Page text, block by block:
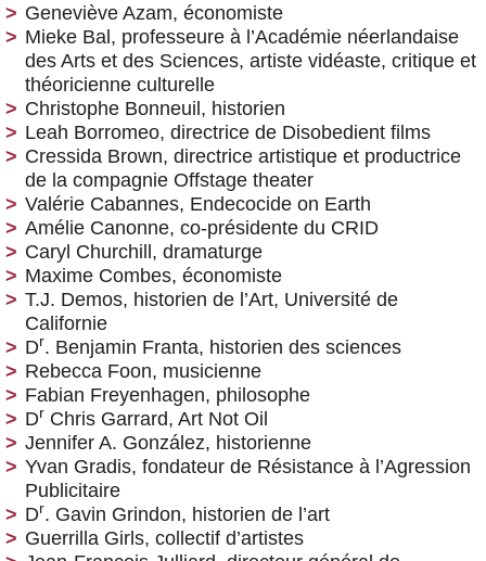
Geneviève Azam, économiste
Mieke Bal, professeure à l’Académie néerlandaise
des Arts et des Sciences, artiste vidéaste, critique et
théoricienne culturelle
Christophe Bonneuil, historien
Leah Borromeo, directrice de Disobedient films
Cressida Brown, directrice artistique et productrice
de la compagnie Offstage theater
Valérie Cabannes, Endecocide on Earth
Amélie Canonne, co-présidente du CRID
Caryl Churchill, dramaturge
Maxime Combes, économiste
T.J. Demos, historien de l’Art, Université de
Californie
Dr. Benjamin Franta, historien des sciences
Rebecca Foon, musicienne
Fabian Freyenhagen, philosophe
Dr Chris Garrard, Art Not Oil
Jennifer A. González, historienne
Yvan Gradis, fondateur de Résistance à l’Agression
Publicitaire
Dr. Gavin Grindon, historien de l’art
Guerrilla Girls, collectif d’artistes